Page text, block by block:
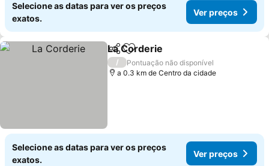
Selecione as datas para ver os preços
exatos.
Ver preços
PartilharAdicionar aos favoritos
La Corderie
/
Pontuação não disponível
a 0.3 km de Centro da cidade
Selecione as datas para ver os preços
exatos.
Ver preços